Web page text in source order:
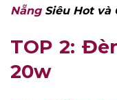
Nẵng Siêu Hot và
TOP 2:
20w